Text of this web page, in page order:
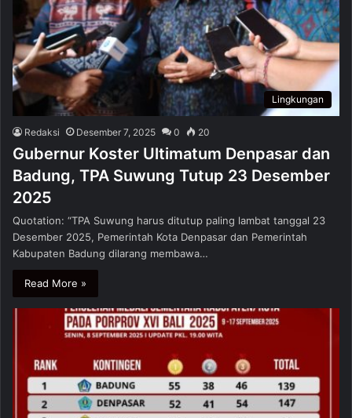
Lingkungan
Redaksi Desember 7, 2025 0 20
Gubernur Koster Ultimatum Denpasar dan
Badung, TPA Suwung Tutup 23 Desember
2025
Quotation: “TPA Suwung harus ditutup paling lambat tanggal 23
Desember 2025, Pemerintah Kota Denpasar dan Pemerintah
Kabupaten Badung dilarang membawa…
Read More »